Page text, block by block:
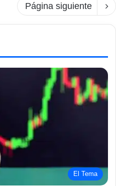
Página siguiente
El Tema